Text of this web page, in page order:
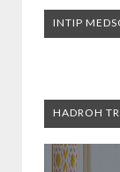
INTIP
HADROH